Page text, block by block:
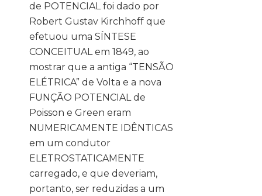
de POTENCIAL foi dado por
Robert Gustav Kirchhoff que
efetuou uma SÍNTESE
CONCEITUAL em 1849, ao
mostrar que a antiga “TENSÃO
ELÉTRICA” de Volta e a nova
FUNÇÃO POTENCIAL de
Poisson e Green eram
NUMERICAMENTE IDÊNTICAS
em um condutor
ELETROSTATICAMENTE
carregado, e que deveriam,
portanto, ser reduzidas a um